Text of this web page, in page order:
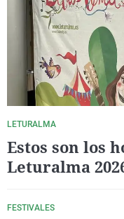
LETURALMA
Estos son los
Leturalma
FESTIVALES